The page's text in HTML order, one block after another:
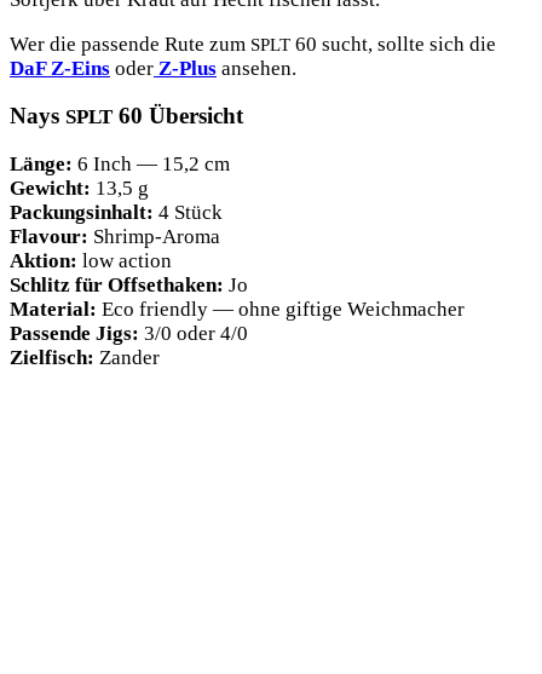
Wer die pas­sen­de Rute zum SPLT 60 sucht, soll­te sich die
DaF Z‑Eins oder Z‑Plus anse­hen.
Nays SPLT 60 Übersicht
Län­ge: 6 Inch — 15,2 cm
Gewicht: 13,5 g
Packungs­in­halt: 4 Stück
Fla­vour: Shrimp-Aro­ma
Akti­on: low action
Schlitz für Off­s­et­ha­ken: Jo
Mate­ri­al: Eco fri­end­ly — ohne gif­ti­ge Weichmacher
Pas­sen­de Jigs: 3/0 oder 4/0
Ziel­fisch: Zander